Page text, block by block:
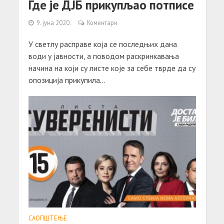
Где је ДЈБ прикупљао потписе
9. јуна 2020. Коментари
У светлу расправе која се последњих дана
води у јавности, а поводом раскринкавања
начина на који су листе које за себе тврде да су
опозиција прикупила...
САОПШТЕЊE